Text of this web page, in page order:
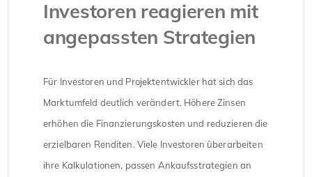
Investoren reagieren mit
angepassten Strategien
Für Investoren und Projektentwickler hat sich das
Marktumfeld deutlich verändert. Höhere Zinsen
erhöhen die Finanzierungskosten und reduzieren die
erzielbaren Renditen. Viele Investoren überarbeiten
ihre Kalkulationen, passen Ankaufsstrategien an